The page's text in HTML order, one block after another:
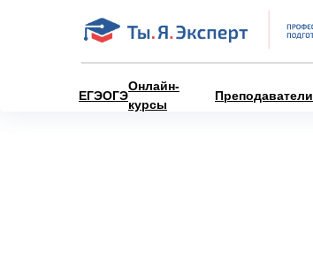
ЕГЭОГЭ
Онлайн-
курсы
Преподаватели